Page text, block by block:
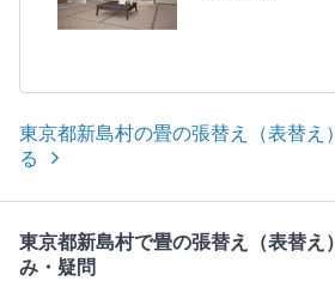
東京都新島村の畳の張替え（表替え
る
東京都新島村で畳の張替え（表替え
み・疑問